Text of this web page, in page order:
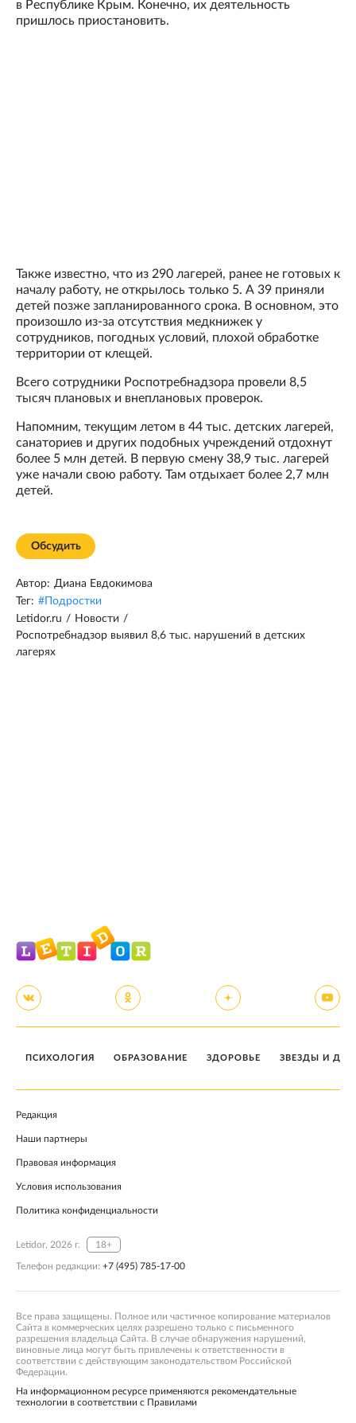
в Республике Крым. Конечно, их деятельность
пришлось приостановить.
Также известно, что из 290 лагерей, ранее не готовых к
началу работу, не открылось только 5. А 39 приняли
детей позже запланированного срока. В основном, это
произошло из-за отсутствия медкнижек у
сотрудников, погодных условий, плохой обработке
территории от клещей.
Всего сотрудники Роспотребнадзора провели 8,5
тысяч плановых и внеплановых проверок.
Напомним, текущим летом в 44 тыс. детских лагерей,
санаториев и других подобных учреждений отдохнут
более 5 млн детей. В первую смену 38,9 тыс. лагерей
уже начали свою работу. Там отдыхает более 2,7 млн
детей.
Обсудить
Автор: Диана Евдокимова
Тег: # Подростки
Letidor.ru / Новости /
Роспотребнадзор выявил 8,6 тыс. нарушений в детских
лагерях
ПСИХОЛОГИЯ ОБРАЗОВАНИЕ ЗДОРОВЬЕ ЗВЕЗДЫ И
Редакция
Наши партнеры
Правовая информация
Условия использования
Политика конфиденциальности
Letidor, 2026 г. 18+
Телефон редакции: +7 (495) 785-17-00
Все права защищены. Полное или частичное копирование материалов
Сайта в коммерческих целях разрешено только с письменного
разрешения владельца Сайта. В случае обнаружения нарушений,
виновные лица могут быть привлечены к ответственности в
соответствии с действующим законодательством Российской
Федерации.
На информационном ресурсе применяются рекомендательные
технологии в соответствии с Правилами